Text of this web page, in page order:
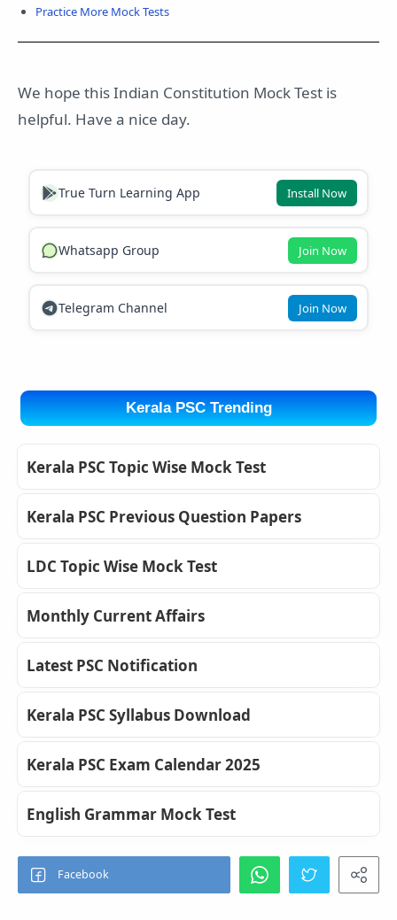
Practice More Mock Tests
We hope this Indian Constitution Mock Test is
helpful. Have a nice day.
True Turn Learning App Install Now
Whatsapp Group Join Now
Telegram Channel Join Now
Kerala PSC Trending
Kerala PSC Topic Wise Mock Test
Kerala PSC Previous Question Papers
LDC Topic Wise Mock Test
Monthly Current Affairs
Latest PSC Notification
Kerala PSC Syllabus Download
Kerala PSC Exam Calendar 2025
English Grammar Mock Test